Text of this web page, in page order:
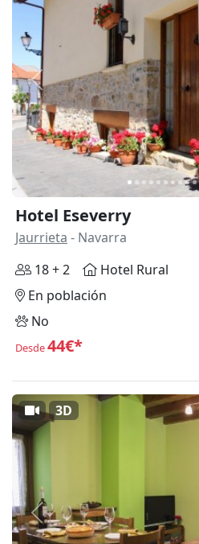
Anterior
Hotel Eseverry
Jaurrieta - Navarra
18 + 2
Hotel Rural
En población
No
Desde44€*
Anterior
3D